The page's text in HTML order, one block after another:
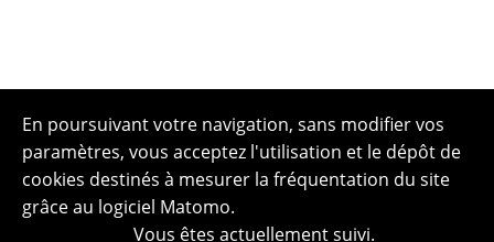
En poursuivant votre navigation, sans modifier vos
paramètres, vous acceptez l'utilisation et le dépôt de
cookies destinés à mesurer la fréquentation du site
grâce au logiciel Matomo.
Vous êtes actuellement suivi.